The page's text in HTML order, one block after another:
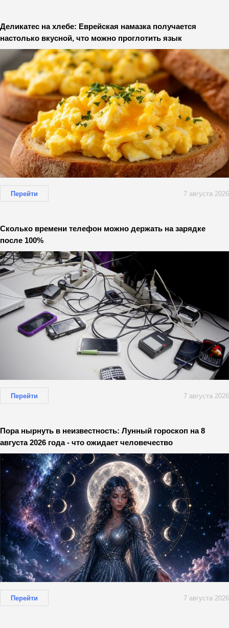
Деликатес на хлебе: Еврейская намазка получается
настолько вкусной, что можно проглотить язык
Перейти 7 августа 2026
Сколько времени телефон можно держать на зарядке
после 100%
Перейти 7 августа 2026
Пора нырнуть в неизвестность: Лунный гороскоп на 8
августа 2026 года - что ожидает человечество
Перейти 7 августа 2026